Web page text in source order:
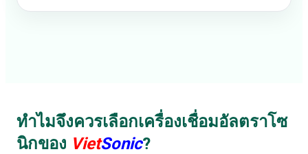
ทำไมจึงควรเลือกเครื่องเชื่อมอัลตราโซ
นิกของ VietSonic?